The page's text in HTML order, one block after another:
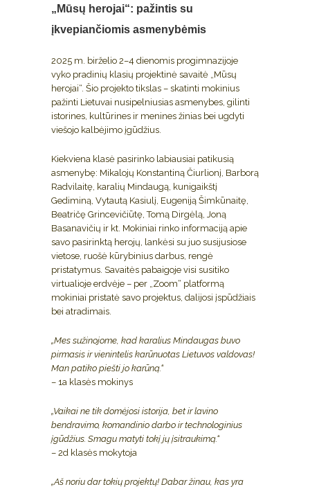
„Mūsų herojai“: pažintis su
įkvepiančiomis asmenybėmis
2025 m. birželio 2–4 dienomis progimnazijoje
vyko pradinių klasių projektinė savaitė „Mūsų
herojai“. Šio projekto tikslas – skatinti mokinius
pažinti Lietuvai nusipelniusias asmenybes, gilinti
istorines, kultūrines ir menines žinias bei ugdyti
viešojo kalbėjimo įgūdžius.
Kiekviena klasė pasirinko labiausiai patikusią
asmenybę: Mikalojų Konstantiną Čiurlionį, Barborą
Radvilaitę, karalių Mindaugą, kunigaikštį
Gediminą, Vytautą Kasiulį, Eugeniją Šimkūnaitę,
Beatričę Grincevičiūtę, Tomą Dirgėlą, Joną
Basanavičių ir kt. Mokiniai rinko informaciją apie
savo pasirinktą herojų, lankėsi su juo susijusiose
vietose, ruošė kūrybinius darbus, rengė
pristatymus. Savaitės pabaigoje visi susitiko
virtualioje erdvėje – per „Zoom“ platformą
mokiniai pristatė savo projektus, dalijosi įspūdžiais
bei atradimais.
„Mes sužinojome, kad karalius Mindaugas buvo
pirmasis ir vienintelis karūnuotas Lietuvos valdovas!
Man patiko piešti jo karūną.“
– 1a klasės mokinys
„Vaikai ne tik domėjosi istorija, bet ir lavino
bendravimo, komandinio darbo ir technologinius
įgūdžius. Smagu matyti tokį jų įsitraukimą.“
– 2d klasės mokytoja
„Aš noriu dar tokių projektų! Dabar žinau, kas yra